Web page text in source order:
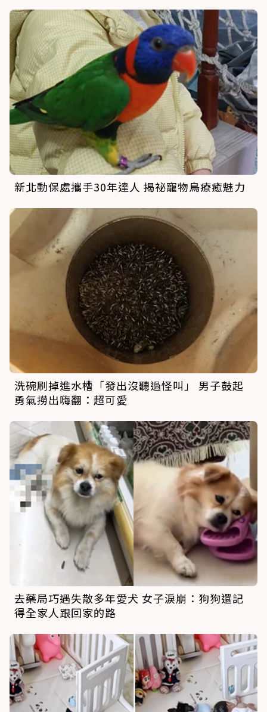
新北動保處攜手30年達人 揭祕寵物鳥療癒魅力
洗碗刷掉進水槽「發出沒聽過怪叫」 男子鼓起
勇氣撈出嗨翻：超可愛
去藥局巧遇失散多年愛犬 女子淚崩：狗狗還記
得全家人跟回家的路